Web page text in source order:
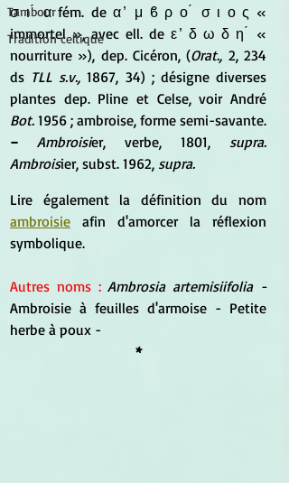
Tambour
Tradition celtique
σ ι ́ α fém. de α ̓ μ ϐ ρ ο ́ σ ι ο ς «
immortel », avec ell. de ε ̓ δ ω δ η ́ «
nourriture »), dep. Cicéron, (Orat., 2, 234
ds TLL s.v., 1867, 34) ; désigne diverses
Bot.
− Ambroisier, verbe, 1801, supra.
Ambroisier, subst. 1962, supra.
ambroisie afin d'amorcer la réflexion
symbolique.
Autres noms :
Ambrosia artemisiifolia -
Ambroisie à feuilles d'armoise - Petite
herbe à poux -
*